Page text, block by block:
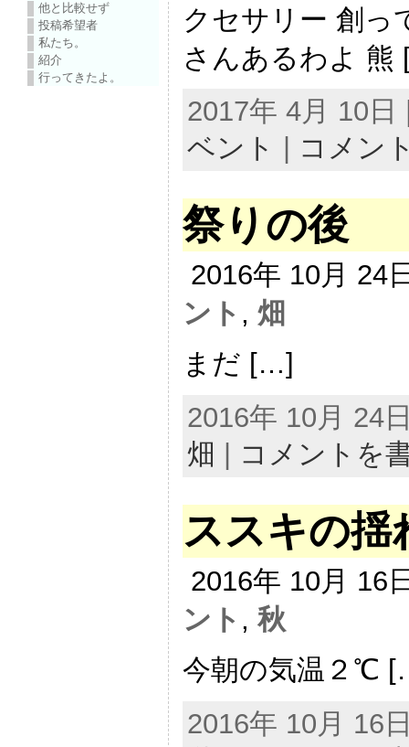
他と比較せず
投稿希望者
私たち。
紹介
行ってきたよ。
クセサリー 創っ
さんあるわよ
2017年 4月 10
ベント
コメン
祭りの後
2016年 10月 24
ント , 畑
まだ […]
2016年 10月 24
畑
コメントを
ススキの
2016年 10月 16
ント , 秋
今朝の気温２℃
2016年 10月 16